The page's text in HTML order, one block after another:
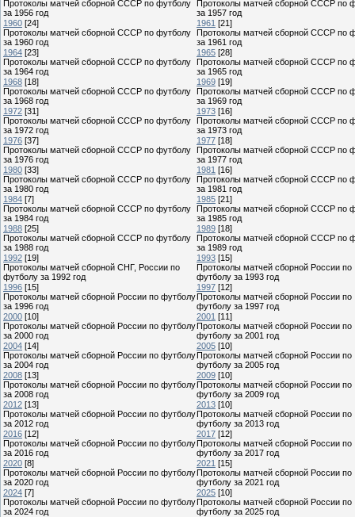
Протоколы матчей сборной СССР по футболу
за 1956 год
Протоколы матчей сборной СССР по
за 1957 год
1960 [24]
Протоколы матчей сборной СССР по футболу
за 1960 год
1961 [21]
Протоколы матчей сборной СССР по
за 1961 год
1964 [23]
Протоколы матчей сборной СССР по футболу
за 1964 год
1965 [28]
Протоколы матчей сборной СССР по
за 1965 год
1968 [18]
Протоколы матчей сборной СССР по футболу
за 1968 год
1969 [19]
Протоколы матчей сборной СССР по
за 1969 год
1972 [31]
Протоколы матчей сборной СССР по футболу
за 1972 год
1973 [16]
Протоколы матчей сборной СССР по
за 1973 год
1976 [37]
Протоколы матчей сборной СССР по футболу
за 1976 год
1977 [18]
Протоколы матчей сборной СССР по
за 1977 год
1980 [33]
Протоколы матчей сборной СССР по футболу
за 1980 год
1981 [16]
Протоколы матчей сборной СССР по
за 1981 год
1984 [7]
Протоколы матчей сборной СССР по футболу
за 1984 год
1985 [21]
Протоколы матчей сборной СССР по
за 1985 год
1988 [25]
Протоколы матчей сборной СССР по футболу
за 1988 год
1989 [18]
Протоколы матчей сборной СССР по
за 1989 год
1992 [19]
Протоколы матчей сборной СНГ, России по
футболу за 1992 год
1993 [15]
Протоколы матчей сборной России по
футболу за 1993 год
1996 [15]
Протоколы матчей сборной России по футболу
за 1996 год
1997 [12]
Протоколы матчей сборной России по
футболу за 1997 год
2000 [10]
Протоколы матчей сборной России по футболу
за 2000 год
2001 [11]
Протоколы матчей сборной России по
футболу за 2001 год
2004 [14]
Протоколы матчей сборной России по футболу
за 2004 год
2005 [10]
Протоколы матчей сборной России по
футболу за 2005 год
2008 [13]
Протоколы матчей сборной России по футболу
за 2008 год
2009 [10]
Протоколы матчей сборной России по
футболу за 2009 год
2012 [13]
Протоколы матчей сборной России по футболу
за 2012 год
2013 [10]
Протоколы матчей сборной России по
футболу за 2013 год
2016 [12]
Протоколы матчей сборной России по футболу
за 2016 год
2017 [12]
Протоколы матчей сборной России по
футболу за 2017 год
2020 [8]
Протоколы матчей сборной России по футболу
за 2020 год
2021 [15]
Протоколы матчей сборной России по
футболу за 2021 год
2024 [7]
Протоколы матчей сборной России по футболу
за 2024 год
2025 [10]
Протоколы матчей сборной России по
футболу за 2025 год